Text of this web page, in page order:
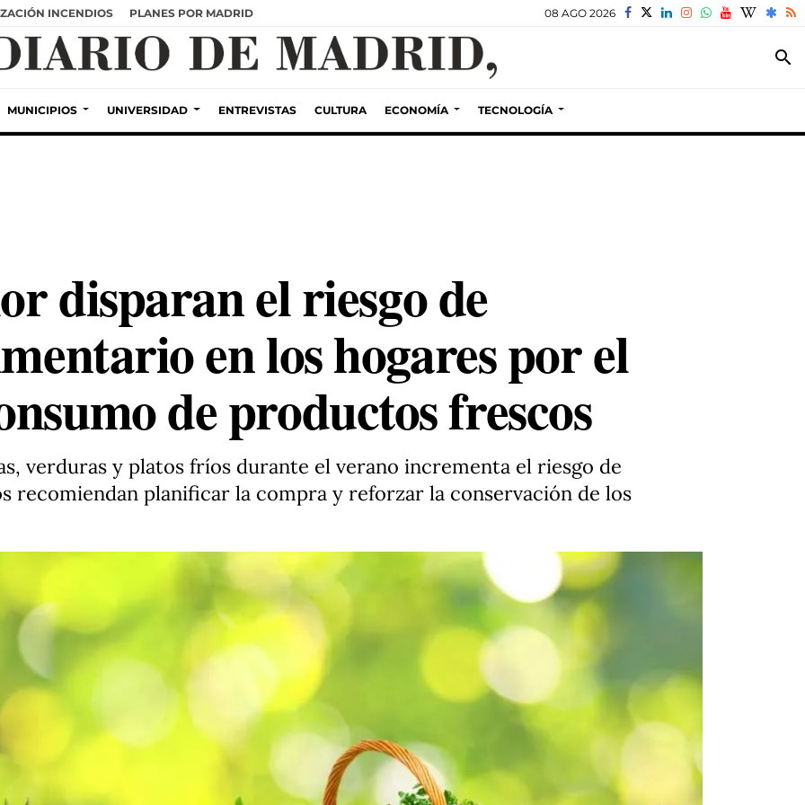
INCENDIOS PLANES POR MADRID 08 AGO 2026
search
MUNICIPIOS UNIVERSIDAD ENTREVISTAS CULTURA ECONOMÍA TECNOLOGÍA
disparan el riesgo de
en los hogares por el
de productos frescos
verduras y platos fríos durante el verano incrementa el riesgo de
recomiendan planificar la compra y reforzar la conservación de los